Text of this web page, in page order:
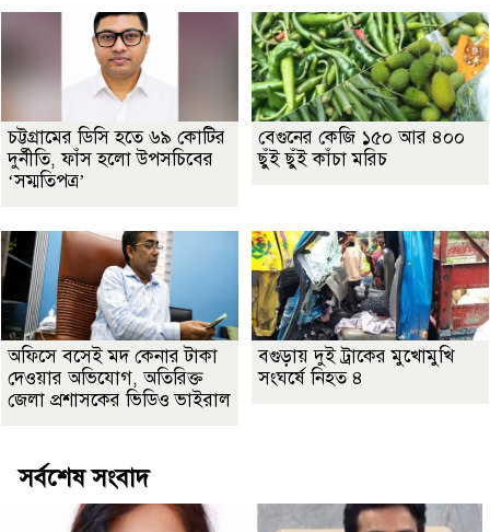
চট্টগ্রামের ডিসি হতে ৬৯ কোটির
দুর্নীতি, ফাঁস হলো উপসচিবের
‘সম্মতিপত্র’
বেগুনের কেজি ১৫০ আর ৪০০
ছুঁই ছুঁই কাঁচা মরিচ
অফিসে বসেই মদ কেনার টাকা
দেওয়ার অভিযোগ, অতিরিক্ত
জেলা প্রশাসকের ভিডিও ভাইরাল
বগুড়ায় দুই ট্রাকের মুখোমুখি
সংঘর্ষে নিহত ৪
সর্বশেষ সংবাদ